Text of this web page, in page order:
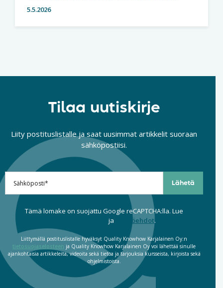
5.5.2026
Tilaa uutiskirje
Liity postituslistalle ja saat uusimmat artikkelit suoraan
sähköpostiisi.
Tämä lomake on suojattu Google reCAPTCHA:lla. Lue
ja käyttöehdot.
Liittymällä postituslistalle hyväksyt Quality Knowhow Karjalainen Oy:n
tietosuojaselosteen ja Quality Knowhow Karjalainen Oy voi lähettää sinulle
ajankohtaisia artikkeleita, videoita sekä tietoa ja tarjouksia kursseista, kirjoista sekä
ohjelmistoista.